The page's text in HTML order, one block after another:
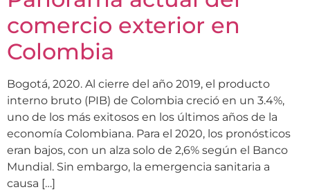
comercio exterior en
Colombia
Bogotá, 2020. Al cierre del año 2019, el producto
interno bruto (PIB) de Colombia creció en un 3.4%,
uno de los más exitosos en los últimos años de la
economía Colombiana. Para el 2020, los pronósticos
eran bajos, con un alza solo de 2,6% según el Banco
Mundial. Sin embargo, la emergencia sanitaria a
causa […]